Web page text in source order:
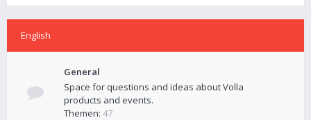
English
General
Space for questions and ideas about Volla
products and events.
Themen: 47